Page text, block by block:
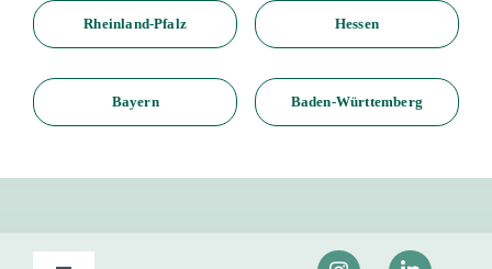
Niedersachsen